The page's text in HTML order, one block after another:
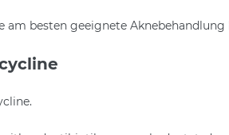
am besten geeignete